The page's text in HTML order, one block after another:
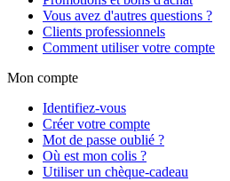
Vous avez d'autres questions ?
Clients professionnels
Comment utiliser votre compte
Mon compte
Identifiez-vous
Créer votre compte
Mot de passe oublié ?
Où est mon colis ?
Utiliser un chèque-cadeau